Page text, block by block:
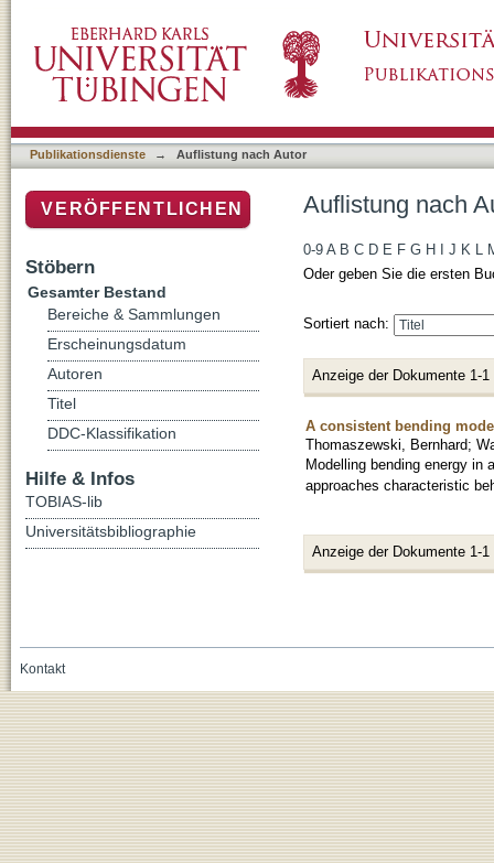
Publikationsdienste → Auflistung nach Autor
Auflistung nach
0-9 A B C D E F G H J K L
Oder geben Sie die ersten
Sortiert nach:
Anzeige der Dokumente 1-1
A consistent bending
Thomaszewski, Bernhard;
Modelling bending energy
approaches characteristic
Anzeige der Dokumente 1-1
VERÖFFENTLICHEN
Stöbern
Gesamter Bestand
Bereiche & Sammlungen
Erscheinungsdatum
Autoren
Titel
DDC-Klassifikation
Hilfe & Infos
TOBIAS-lib
Universitätsbibliographie
Kontakt